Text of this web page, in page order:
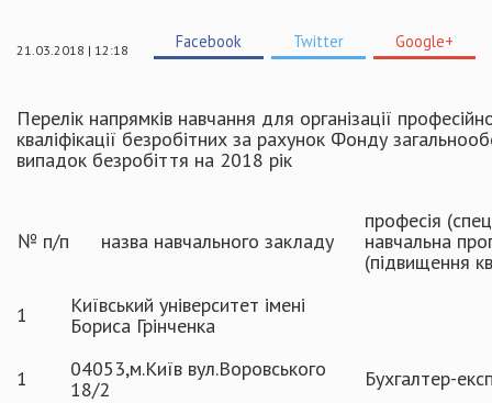
21.03.2018 | 12:18 Facebook Twitter Google+
Перелік напрямків навчання для організації
кваліфікації безробітних за рахунок Фонду
випадок безробіття на 2018 рік
№ п/п назва навчального закладу
професія
навчальна
(підвищення
1
Київський університет імені
Бориса Грінченка
1
04053,м.Київ вул.Воровського
18/2
Бухгалтер-